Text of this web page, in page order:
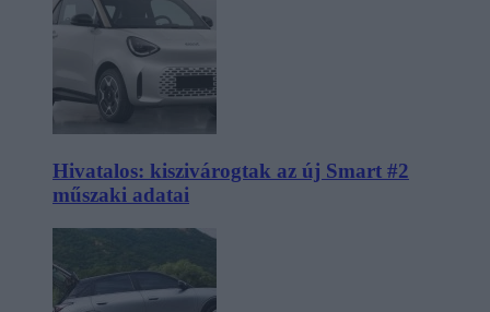
Hivatalos: kiszivárogtak az új Smart #2
műszaki adatai